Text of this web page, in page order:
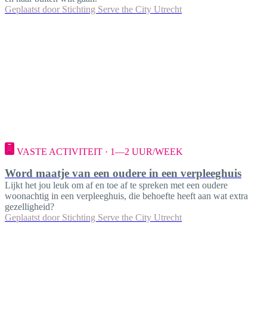
Geplaatst door Stichting Serve the City Utrecht
VASTE ACTIVITEIT · 1—2 UUR/WEEK
Word maatje van een oudere in een verpleeghuis
Lijkt het jou leuk om af en toe af te spreken met een oudere
woonachtig in een verpleeghuis, die behoefte heeft aan wat extra
gezelligheid?
Geplaatst door Stichting Serve the City Utrecht